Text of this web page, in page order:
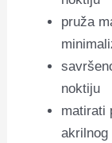
pruža
noktiju
matirati
akrilnog